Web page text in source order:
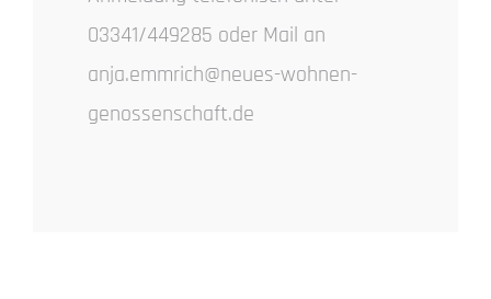
03341/449285 oder Mail an
anja.emmrich@neues-wohnen-
genossenschaft.de